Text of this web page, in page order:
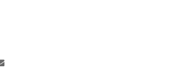
Linkedin
med E-post